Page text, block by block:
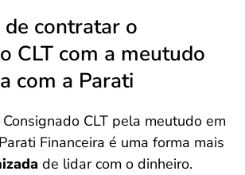
contratar o
CLT com a meutudo
com a Parati
CLT pela meutudo em
Financeira é uma forma mais
de lidar com o dinheiro.